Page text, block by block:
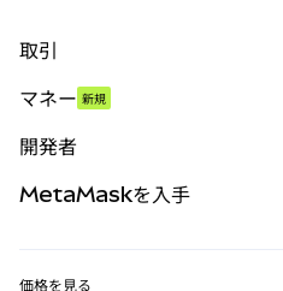
取引
パーペチュアル
RWA
マネー 新規
開発者
MetaMaskを入手
価格を見る